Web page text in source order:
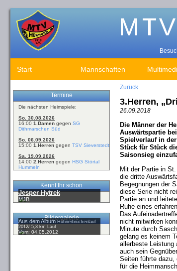
Start Mannschaften
Termine
Die nächsten Heimspiele:
So. 30.08.2026
16:00 1.Damen gegen SG
Dithmarschen Süd
So. 06.09.2026
15:00 1.Herren gegen TSV Sieverstedt
Sa. 19.09.2026
14:00 2.Herren gegen HSG Störtal
Hummeln
Kennt Ihr schon
Jesper Hytrek
MJB
Bildergalerie
Aus dem AlbumHühnerbrückenlauf
2012/ 5,3 km Lauf
Vom: 04.05.2012
Zurück
3.Herren,
26.09.2018
Die Männer der
Auswärtspartie
Spielverlauf in
Stück für Stück
Saisonsieg
Mit der Partie in
die dritte
Begegnungen der
diese Serie nicht
Partie an und
Ruhe eines
Das
nicht mitwirken
Minute durch
gelang es keinem
allerbeste Leistung
auch sein
Seiten führte dazu,
für die